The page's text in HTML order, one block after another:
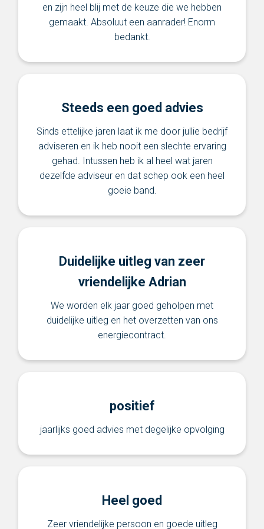
en zijn heel blij met de keuze die we hebben
gemaakt. Absoluut een aanrader! Enorm
bedankt.
Steeds een goed advies
Sinds ettelijke jaren laat ik me door jullie bedrijf
adviseren en ik heb nooit een slechte ervaring
gehad. Intussen heb ik al heel wat jaren
dezelfde adviseur en dat schep ook een heel
goeie band.
Duidelijke uitleg van zeer
vriendelijke Adrian
We worden elk jaar goed geholpen met
duidelijke uitleg en het overzetten van ons
energiecontract.
positief
jaarlijks goed advies met degelijke opvolging
Heel goed
Zeer vriendelijke persoon en goede uitleg